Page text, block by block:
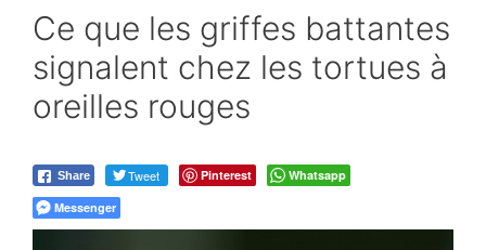
Ce que les griffes battantes
signalent chez les tortues à
oreilles rouges
Share Tweet Pinterest
Whatsapp
Messenger